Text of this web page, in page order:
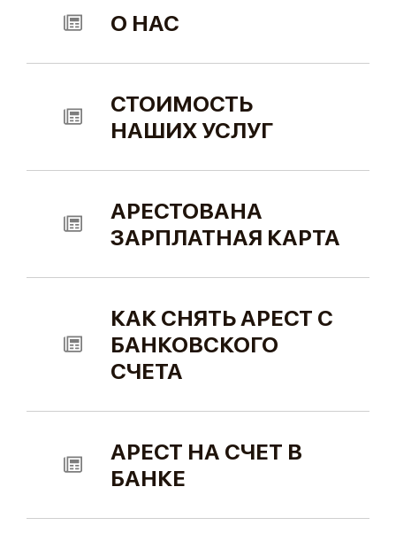
О НАС
СТОИМОСТЬ
НАШИХ УСЛУГ
АРЕСТОВАНА
ЗАРПЛАТНАЯ КАРТА
КАК СНЯТЬ АРЕСТ С
БАНКОВСКОГО
СЧЕТА
АРЕСТ НА СЧЕТ В
БАНКЕ